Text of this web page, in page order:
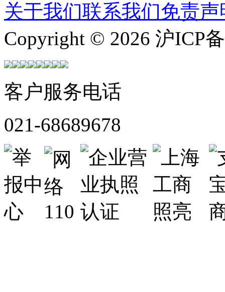
关于我们联系我们免责声
Copyright © 2026 沪ICP
客户服务电话
021-68689678